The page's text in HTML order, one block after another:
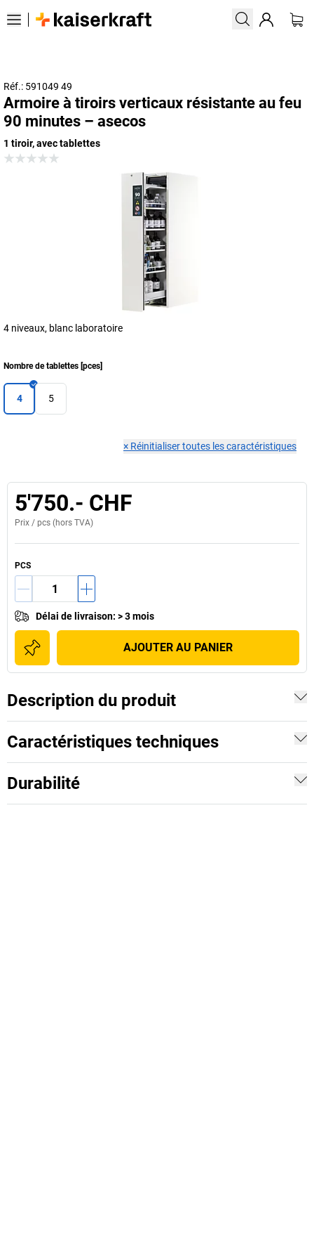
Réf.: 591049 49
Armoire à tiroirs verticaux résistante au feu
90 minutes – asecos
1 tiroir, avec tablettes
4 niveaux, blanc laboratoire
Nombre de tablettes [pces]
4 5
× Réinitialiser toutes les caractéristiques
5'750.- CHF
Prix / pcs (hors TVA)
PCS
Délai de livraison: > 3 mois
AJOUTER AU PANIER
Description du produit
Caractéristiques techniques
Durabilité